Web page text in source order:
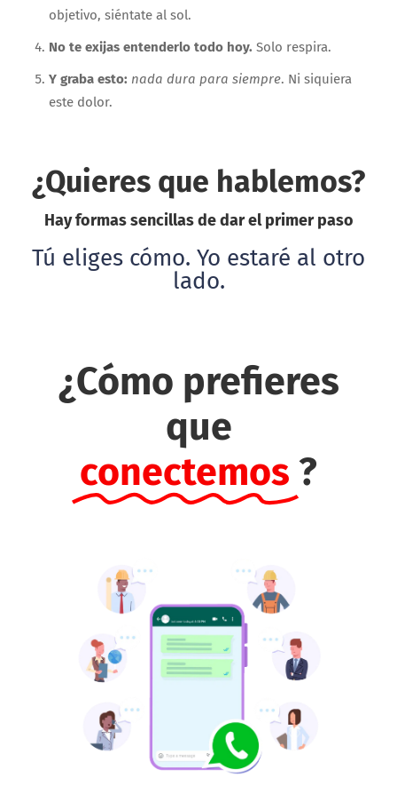
objetivo, siéntate al sol.
No te exijas entenderlo todo hoy. Solo respira.
Y graba esto: nada dura para siempre. Ni siquiera
este dolor.
¿Quieres que hablemos?
Hay formas sencillas de dar el primer paso
Tú eliges cómo. Yo estaré al otro
lado.
¿Cómo prefieres
que
conectemos ?